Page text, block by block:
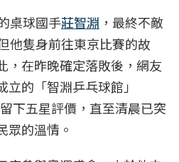
桌球國手莊智淵 ，最終不敵
他隻身前往東京比賽的故
，在昨晚確定落敗後，網友
的「智淵乒乓球館」
下五星評價，直至清晨已突
眾的溫情。